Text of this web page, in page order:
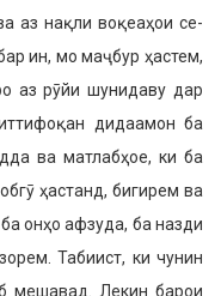
аз нақли воқеаҳои се-
ин, мо маҷбур ҳастем,
аз рӯйи шунидаву дар
дидаамон ба
ва матлабҳое, ки ба
ҳастанд, бигирем ва
онҳо афзуда, ба назди
Табиист, ки чунин
мешавад. Лекин барои